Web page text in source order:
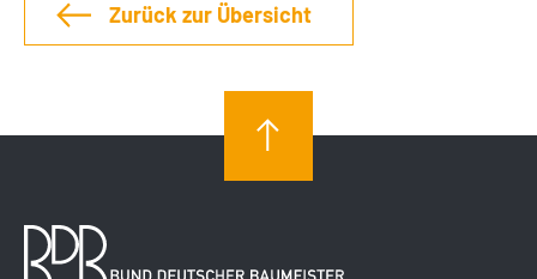
Zurück zur Übersicht